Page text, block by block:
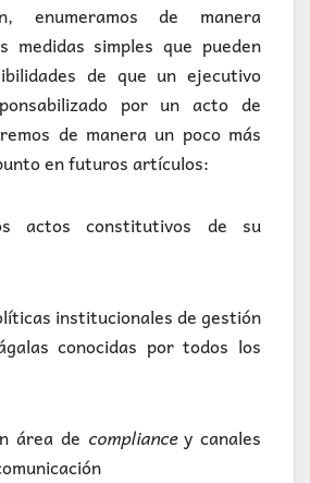
enumeramos de manera
medidas simples que pueden
de que un ejecutivo
por un acto de
de manera un poco más
en futuros artículos:
actos constitutivos de su
institucionales de gestión
conocidas por todos los
área de compliancey canales